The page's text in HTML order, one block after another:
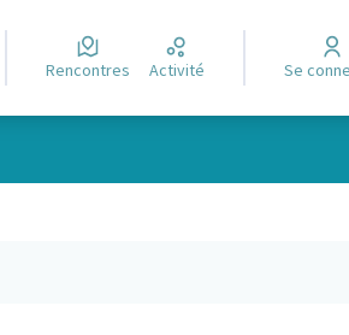
Rencontres Activité Se